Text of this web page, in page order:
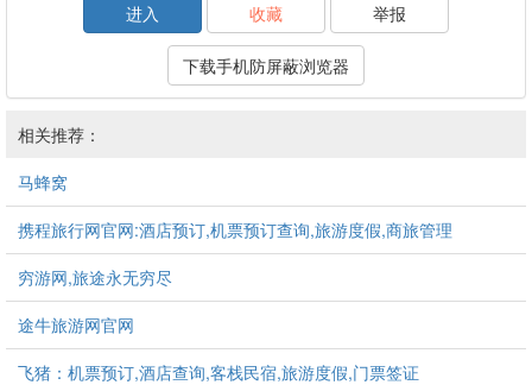
进入
收藏 举报
下载手机防屏蔽浏览器
相关推荐：
马蜂窝
携程旅行网官网:酒店预订,机票预订查询,旅游度假,商旅管理
穷游网,旅途永无穷尽
途牛旅游网官网
飞猪：机票预订,酒店查询,客栈民宿,旅游度假,门票签证